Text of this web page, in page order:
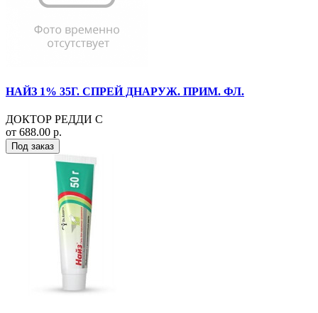
НАЙЗ 1% 35Г. СПРЕЙ ДНАРУЖ. ПРИМ. ФЛ.
ДОКТОР РЕДДИ С
от 688.00 р.
Под заказ